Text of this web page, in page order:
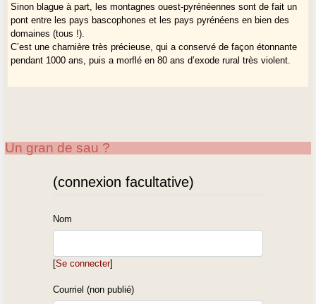
Sinon blague à part, les montagnes ouest-pyrénéennes sont de fait un
pont entre les pays bascophones et les pays pyrénéens en bien des
domaines (tous !).
C’est une charnière très précieuse, qui a conservé de façon étonnante
pendant 1000 ans, puis a morflé en 80 ans d’exode rural très violent.
Un gran de sau ?
(connexion facultative)
Nom
[Se connecter]
Courriel (non publié)